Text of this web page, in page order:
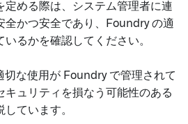
定める際は、システム管理者に連
全かつ安全であり、Foundry の適
るかを確認してください。
切な使用が Foundry で管理されて
キュリティを損なう可能性のある
ています。